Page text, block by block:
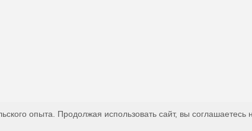
опыта. Продолжая использовать сайт, вы соглашаетесь